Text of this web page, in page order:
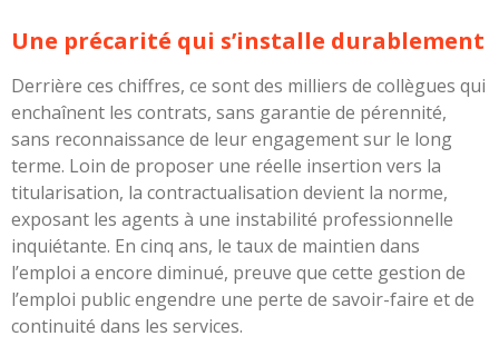
Une précarité qui s’installe durablement
Derrière ces chiffres, ce sont des milliers de collègues qui
enchaînent les contrats, sans garantie de pérennité,
sans reconnaissance de leur engagement sur le long
terme. Loin de proposer une réelle insertion vers la
titularisation, la contractualisation devient la norme,
exposant les agents à une instabilité professionnelle
inquiétante. En cinq ans, le taux de maintien dans
l’emploi a encore diminué, preuve que cette gestion de
l’emploi public engendre une perte de savoir-faire et de
continuité dans les services.